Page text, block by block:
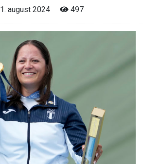
1. august 2024 497